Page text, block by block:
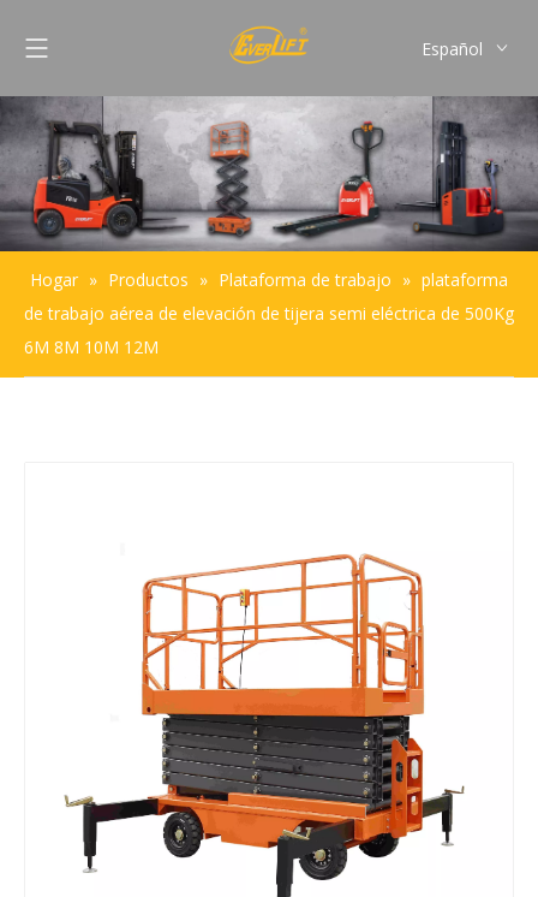
Español
Français
Pусский
Português
Hogar » Productos » Plataforma de trabajo » plataforma
de trabajo aérea de elevación de tijera semi eléctrica de 500Kg
6M 8M 10M 12M